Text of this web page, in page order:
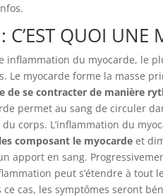
C’EST QUOI UNE
inflammation du myocarde, le
Le myocarde forme la masse
de se contracter de manière
permet au sang de circuler
corps. L’inflammation du
composant le myocarde et
apport en sang.
peut s’étendre à
ce cas, les symptômes seront